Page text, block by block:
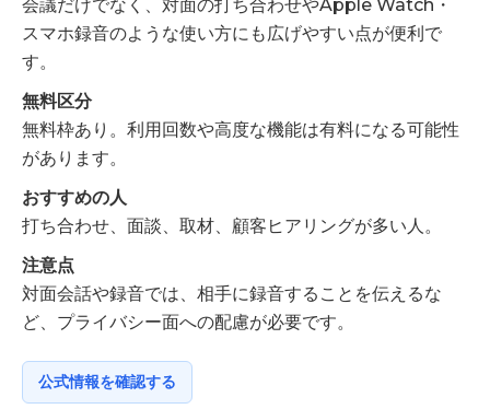
会議だけでなく、対面の打ち合わせやApple Watch・
スマホ録音のような使い方にも広げやすい点が便利で
す。
無料区分
無料枠あり。利用回数や高度な機能は有料になる可能性
があります。
おすすめの人
打ち合わせ、面談、取材、顧客ヒアリングが多い人。
注意点
対面会話や録音では、相手に録音することを伝えるな
ど、プライバシー面への配慮が必要です。
公式情報を確認する